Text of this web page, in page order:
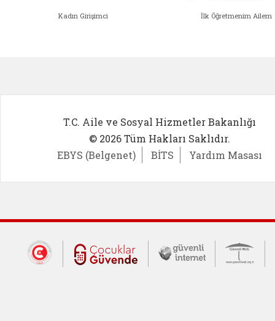
Kadın Girişimci İlk Öğretmenim Ailem
T.C. Aile ve Sosyal Hizmetler Bakanlığı
© 2026 Tüm Hakları Saklıdır.
EBYS (Belgenet)
BİTS Yardım Masası
Dış Bağlantılar
Cumhurbaşkanlığı İletişim Merkezi
Çocuklar Güvende (yeni
Güvenli